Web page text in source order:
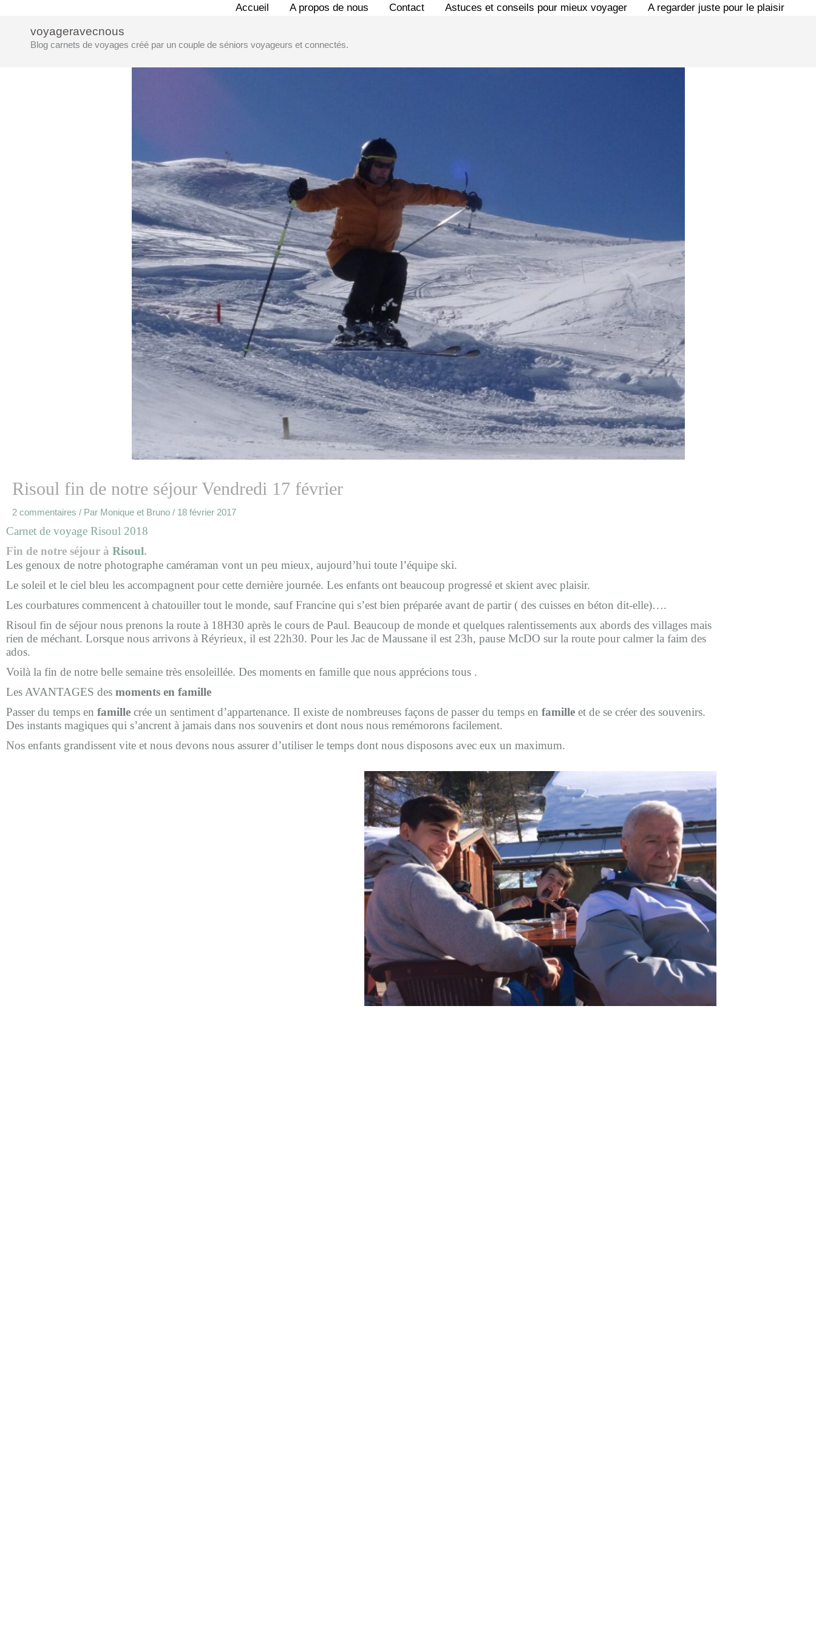
contenu
Accueil A propos de nous Contact Astuces et conseils pour mieux voyager A regarder juste pour le plaisir
voyageravecnous
Blog carnets de voyages créé par un couple de séniors voyageurs et connectés.
Risoul fin de notre séjour Vendredi 17 février
2 commentaires / Par Monique et Bruno / 18 février 2017
Carnet de voyage Risoul 2018
Fin de notre séjour à Risoul.
Les genoux de notre photographe caméraman vont un peu mieux, aujourd’hui toute l’équipe ski.
Le soleil et le ciel bleu les accompagnent pour cette dernière journée. Les enfants ont beaucoup progressé et skient avec plaisir.
Les courbatures commencent à chatouiller tout le monde, sauf Francine qui s’est bien préparée avant de partir ( des cuisses en béton dit-elle)….
Risoul fin de séjour nous prenons la route à 18H30 après le cours de Paul. Beaucoup de monde et quelques ralentissements aux abords des villages mais
rien de méchant. Lorsque nous arrivons à Réyrieux, il est 22h30. Pour les Jac de Maussane il est 23h, pause McDO sur la route pour calmer la faim des
ados.
Voilà la fin de notre belle semaine très ensoleillée. Des moments en famille que nous apprécions tous .
Les AVANTAGES des moments en famille
Passer du temps en famille crée un sentiment d’appartenance. Il existe de nombreuses façons de passer du temps en famille et de se créer des souvenirs.
Des instants magiques qui s’ancrent à jamais dans nos souvenirs et dont nous nous remémorons facilement.
Nos enfants grandissent vite et nous devons nous assurer d’utiliser le temps dont nous disposons avec eux un maximum.